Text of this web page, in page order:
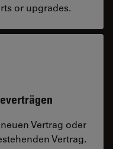
or upgrades.
Vertrag oder
Vertrag.